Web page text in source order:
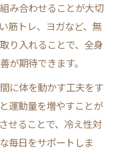
み合わせることが大切
筋トレ、ヨガなど、無
り入れることで、全身
が期待できます。
に体を動かす工夫をす
運動量を増やすことが
せることで、冷え性対
毎日をサポートしま